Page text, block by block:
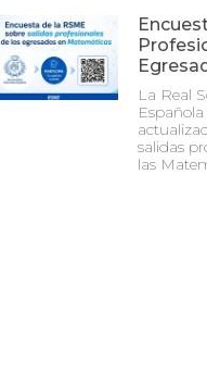
La Real
salidas
las